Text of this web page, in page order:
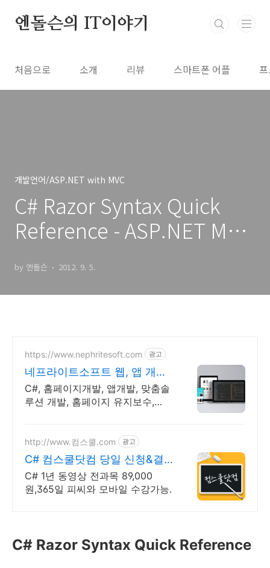
엔돌슨의 IT이야기
처음으로 소개 리뷰 스마트폰 어플
개발언어/ASP.NET with MVC
C# Razor Syntax Quick
Reference - ASP.NET MVC
by 엔돌슨 2012. 9. 5.
https://www.nephritesoft.com 광고
네프라이트소프트 웹, 앱 개발
전문업체
C#, 홈페이지개발, 앱개발, 맞춤솔
루션 개발, 홈페이지 유지보수,
http://www.컴스쿨.com 광고
C# 컴스쿨닷컴 당일 신청&결
제시 기프티콘!
C# 1년 동영상 전과목 89,000
원,365일 피씨와 모바일 수강가능.
C# Razor Syntax Quick Reference